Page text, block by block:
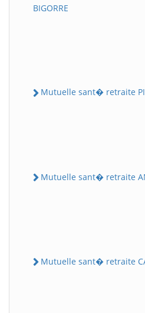
BIGORRE
Mutuelle sant� retraite
Mutuelle sant� retraite
Mutuelle sant� retraite